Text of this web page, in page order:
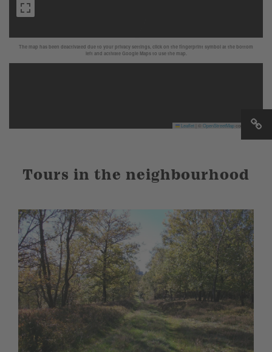
The map has been deactivated due to your privacy settings, click on the fingerprint symbol at the bottom
left and activate Google Maps to use the map.
Leaflet OpenStreetMapcontributors
Tours in the neighbourhood